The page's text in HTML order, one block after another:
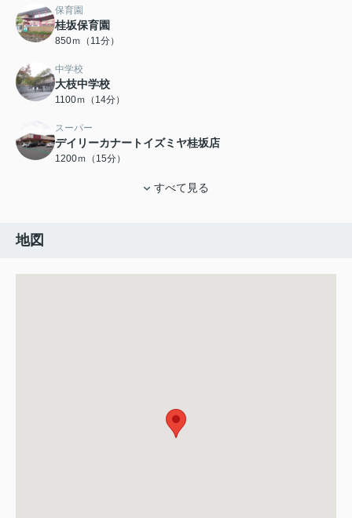
保育園
桂坂保育園
850ｍ（11分）
中学校
大枝中学校
1100ｍ（14分）
スーパー
デイリーカナートイズミヤ桂坂店
1200ｍ（15分）
すべて見る
地図